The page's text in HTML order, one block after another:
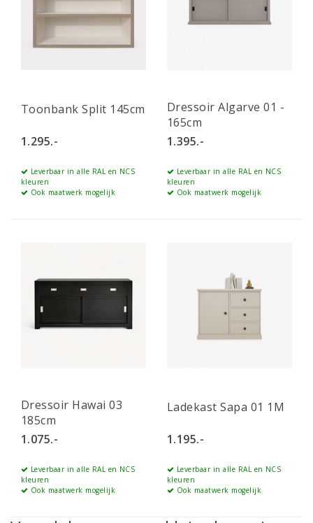
Toonbank Split 145cm
1.295.-
Leverbaar in alle RAL en NCS
kleuren
Ook maatwerk mogelijk
Dressoir Algarve 01 -
165cm
1.395.-
Leverbaar in alle RAL en NCS
kleuren
Ook maatwerk mogelijk
Dressoir Hawai 03
185cm
1.075.-
Leverbaar in alle RAL en NCS
kleuren
Ook maatwerk mogelijk
Ladekast Sapa 01 1M
1.195.-
Leverbaar in alle RAL en NCS
kleuren
Ook maatwerk mogelijk